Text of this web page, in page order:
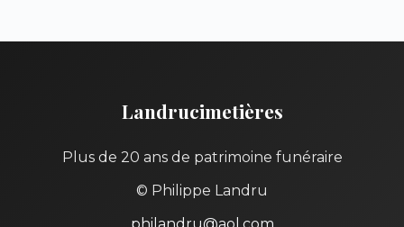
Landrucimetières
Plus de 20 ans de patrimoine funéraire
© Philippe Landru